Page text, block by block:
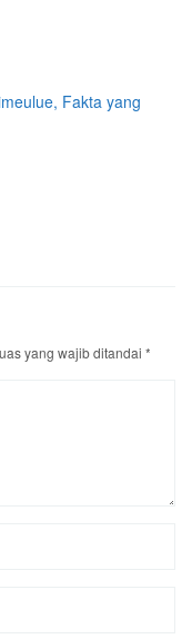
Fakta yang
yang wajib ditandai *